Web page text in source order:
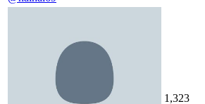
1,323